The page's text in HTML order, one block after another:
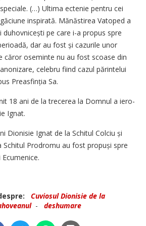
(…) Ultima ectenie pentru cei
inspirată. Mănăstirea Vatoped a
pe care i-a propus spre
dar au fost și cazurile unor
căror oseminte nu au fost scoase din
celebru fiind cazul părintelui
Preasfinția Sa.
18 ani de la trecerea la Domnul a iero­
Ignat.
Dionisie Ignat de la Schitul Colciu și
Schitul Prodromu au fost propuși spre
Cuviosul Dionisie de la
- deshumare